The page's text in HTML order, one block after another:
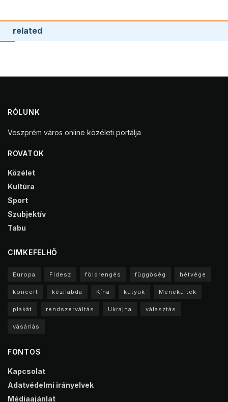
related
RÓLUNK
Veszprém város online közéleti portálja
ROVATOK
Közélet
Kultúra
Sport
Szubjektív
Tabu
CIMKEFELHŐ
Europa Fidesz földrengés függőség hétvége
koncert kézilabda Kína kütyük Menekültek
plakát rendszerváltás Ukrajna választás
vásárlás
FONTOS
Kapcsolat
Adatvédelmi irányelvek
Médiaajánlat